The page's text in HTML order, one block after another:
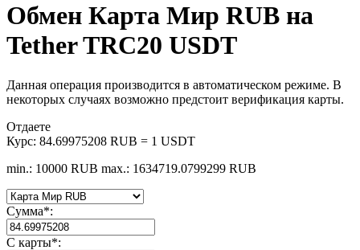
Обмен Карта Мир RUB на
Tether TRC20 USDT
Данная операция производится в автоматическом режиме. В
некоторых случаях возможно предстоит верификация карты.
Отдаете
Курс: 84.69975208 RUB = 1 USDT
min.: 10000 RUB max.: 1634719.0799299 RUB
Сумма*:
С карты*: